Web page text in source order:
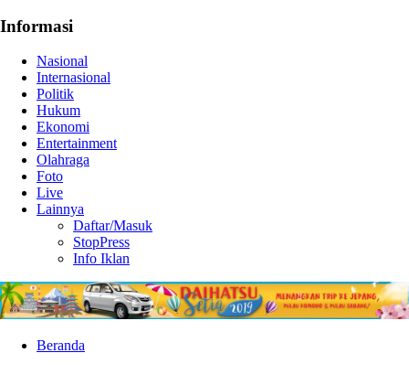
Informasi
Nasional
Internasional
Politik
Hukum
Ekonomi
Entertainment
Olahraga
Foto
Live
Lainnya
Daftar/Masuk
StopPress
Info Iklan
Beranda